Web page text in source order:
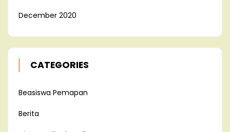
December 2020
CATEGORIES
Beasiswa Pemapan
Berita